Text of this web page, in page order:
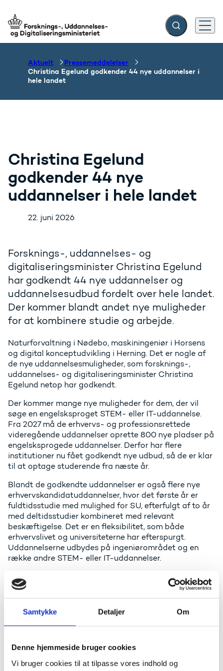
Samtykke Detaljer Om
Denne hjemmeside bruger cookies
Vi bruger cookies til at tilpasse vores indhold og
Gå til forsiden Fold søgefelt ud
Menu
Aktuelt
Pressemeddelelser
Christina Egelund godkender 44 nye uddannelser i
hele landet
Christina Egelund
godkender 44 nye
uddannelser i hele landet
22. juni 2026
Forsknings-, uddannelses- og
digitaliseringsminister Christina Egelund
har godkendt 44 nye uddannelser og
uddannelsesudbud fordelt over hele landet.
Der kommer blandt andet nye muligheder
for at kombinere studie og arbejde.
Naturforvaltning i Nødebo, maskiningeniør i Horsens
og digital konceptudvikling i Herning. Det er nogle af
de nye uddannelsesmuligheder, som forsknings-,
uddannelses- og digitaliseringsminister Christina
Egelund netop har godkendt.
Der kommer mange nye muligheder for dem, der vil
søge en engelsksproget STEM- eller IT-uddannelse.
Fra 2027 må de erhvervs- og professionsrettede
videregående uddannelser oprette 800 nye pladser på
engelsksprogede uddannelser. Derfor har flere
institutioner nu fået godkendt nye udbud, så de er klar
til at optage studerende fra næste år.
Blandt de godkendte uddannelser er også flere nye
erhvervskandidatuddannelser, hvor det første år er
fuldtidsstudie med mulighed for SU, efterfulgt af to år
med deltidsstudier kombineret med relevant
beskæftigelse. Det er en fleksibilitet, som både
erhvervslivet og universiteterne har efterspurgt.
Uddannelserne udbydes på ingeniørområdet og en
række andre STEM- eller IT-uddannelser.
De nye erhvervskandidatuddannelser, der netop er
blevet godkendt, bliver oprettet på Aarhus Universitet
og er på engelsk. Så de er også relevante for
internationale studerende.
Læs oversigten over de nye uddannelsesudbud (PDF)
Forsknings-, uddannelses- og digitaliseringsminister